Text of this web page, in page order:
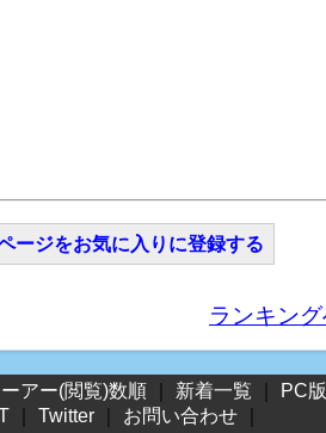
ージをお気に入りに登録する
ランキン
アー(閲覧)数順｜ 新着一覧
PC
｜ Twitter｜ お問い合わせ｜